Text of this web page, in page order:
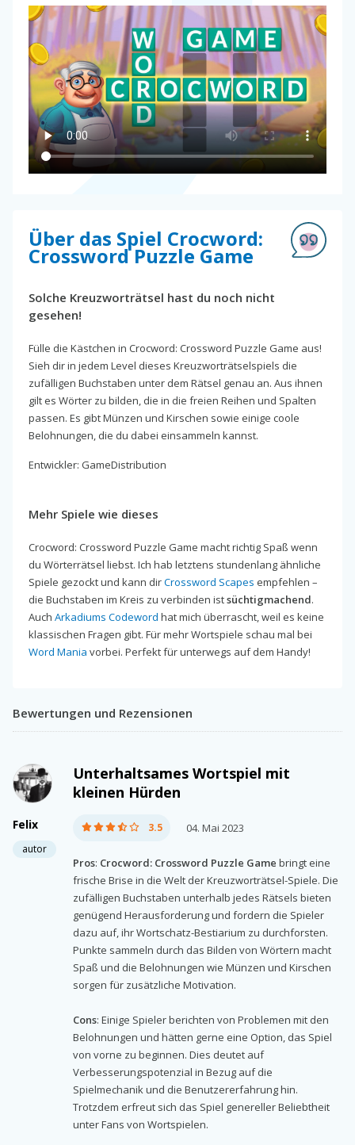
Über das Spiel Crocword:
Crossword Puzzle Game
Solche Kreuzworträtsel hast du noch nicht
gesehen!
Fülle die Kästchen in Crocword: Crossword Puzzle Game aus!
Sieh dir in jedem Level dieses Kreuzworträtselspiels die
zufälligen Buchstaben unter dem Rätsel genau an. Aus ihnen
gilt es Wörter zu bilden, die in die freien Reihen und Spalten
passen. Es gibt Münzen und Kirschen sowie einige coole
Belohnungen, die du dabei einsammeln kannst.
Entwickler: GameDistribution
Mehr Spiele wie dieses
Crocword: Crossword Puzzle Game macht richtig Spaß wenn
du Wörterrätsel liebst. Ich hab letztens stundenlang ähnliche
Spiele gezockt und kann dirCrossword Scapes empfehlen –
die Buchstaben im Kreis zu verbinden istsüchtigmachend.
Auch Arkadiums Codeword hat mich überrascht, weil es keine
klassischen Fragen gibt. Für mehr Wortspiele schau mal bei
Word Mania vorbei. Perfekt für unterwegs auf dem Handy!
Bewertungen und Rezensionen
Felix
autor
Unterhaltsames Wortspiel mit
kleinen Hürden
3.5 04. Mai 2023
Pros: Crocword: Crossword Puzzle Game bringt eine
frische Brise in die Welt der Kreuzworträtsel-Spiele. Die
zufälligen Buchstaben unterhalb jedes Rätsels bieten
genügend Herausforderung und fordern die Spieler
dazu auf, ihr Wortschatz-Bestiarium zu durchforsten.
Punkte sammeln durch das Bilden von Wörtern macht
Spaß und die Belohnungen wie Münzen und Kirschen
sorgen für zusätzliche Motivation.
Cons: Einige Spieler berichten von Problemen mit den
Belohnungen und hätten gerne eine Option, das Spiel
von vorne zu beginnen. Dies deutet auf
Verbesserungspotenzial in Bezug auf die
Spielmechanik und die Benutzererfahrung hin.
Trotzdem erfreut sich das Spiel genereller Beliebtheit
unter Fans von Wortspielen.